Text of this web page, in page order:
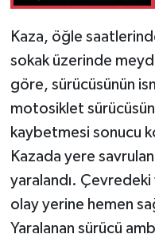
Kaza, öğle
sokak üzerinde
göre, sürücüsünün
motosiklet
kaybetmesi sonucu
Kazada yere
yaralandı. Çevredeki
olay yerine hemen
Yaralanan sürücü